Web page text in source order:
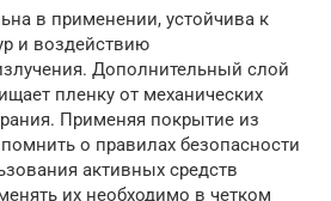
в применении, устойчива к
и воздействию
Дополнительный слой
пленку от механических
Применяя покрытие из
о правилах безопасности
активных средств
их необходимо в четком